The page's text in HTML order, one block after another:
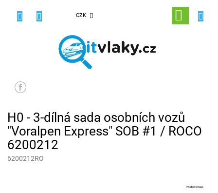
CZK
NÁKUPNÍ
KOŠÍK
H0 - 3-dílná sada osobních vozů
"Voralpen Express" SOB #1 / ROCO
6200212
6200212RO